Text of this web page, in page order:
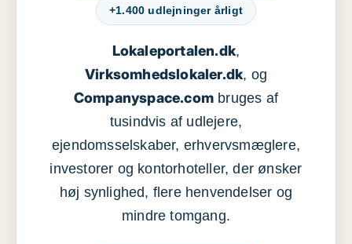
+1.400 udlejninger årligt
Lokaleportalen.dk,
Virksomhedslokaler.dk, og
Companyspace.com bruges af
tusindvis af udlejere,
ejendomsselskaber, erhvervsmæglere,
investorer og kontorhoteller, der ønsker
høj synlighed, flere henvendelser og
mindre tomgang.